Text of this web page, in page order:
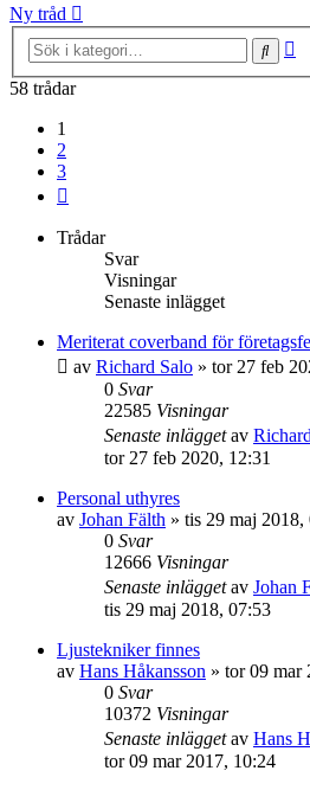
Ny tråd
Sök
58 trådar
1
2
3
Trådar
Svar
Visningar
Senaste inlägget
Meriterat coverband för
av Richard Salo » tor 27 feb
0 Svar
22585 Visningar
Senaste inläggetav
tor 27 feb 2020, 12:31
Personal uthyres
av Johan Fälth » tis 29 maj 2018,
0 Svar
12666 Visningar
Senaste inläggetav Johan
tis 29 maj 2018, 07:53
Ljustekniker finnes
av Hans Håkansson » tor 09 mar
0 Svar
10372 Visningar
Senaste inläggetav Hans
tor 09 mar 2017, 10:24